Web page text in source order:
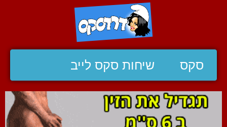
סקס שיחות סקס לייב